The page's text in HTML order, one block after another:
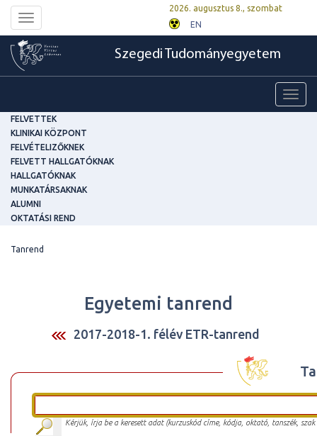
Toggle
navigation
2026. augusztus 8., szombat
EN
Szegedi Tudományegyetem
FELVETTEK
KLINIKAI KÖZPONT
FELVÉTELIZŐKNEK
FELVETT HALLGATÓKNAK
HALLGATÓKNAK
MUNKATÁRSAKNAK
ALUMNI
OKTATÁSI REND
Tanrend
Egyetemi tanrend
2017-2018-1. félév ETR-tanrend
Kérjük, írja be a keresett adat (kurzuskód címe, kódja, oktató, tanszék,